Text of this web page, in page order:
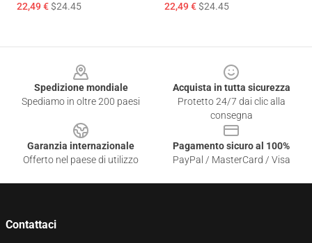
22,49 €$24.45 22,49 €$24.45
Spedizione mondiale
Spediamo in oltre 200 paesi
Acquista in tutta sicurezza
Protetto 24/7 dai clic alla
consegna
Garanzia internazionale
Offerto nel paese di utilizzo
Pagamento sicuro al 100%
PayPal / MasterCard / Visa
Contattaci